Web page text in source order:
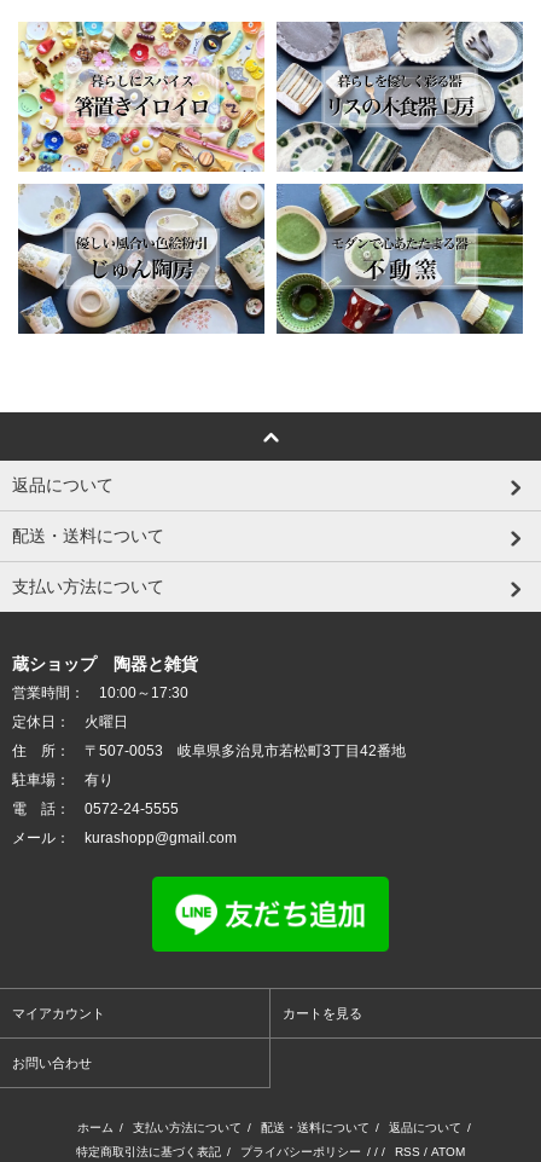
返品について
配送・送料について
支払い方法について
蔵ショップ 陶器と雑貨
営業時間： 10:00～17:30
定休日： 火曜日
住 所： 〒507-0053 岐阜県多治見市若松町3丁目42番地
駐車場： 有り
電 話： 0572-24-5555
メール： kurashopp@gmail.com
マイアカウント カートを見る
お問い合わせ
ホーム / 支払い方法について / 配送・送料について / 返品について /
特定商取引法に基づく表記 / プライバシーポリシー / / / RSS / ATOM